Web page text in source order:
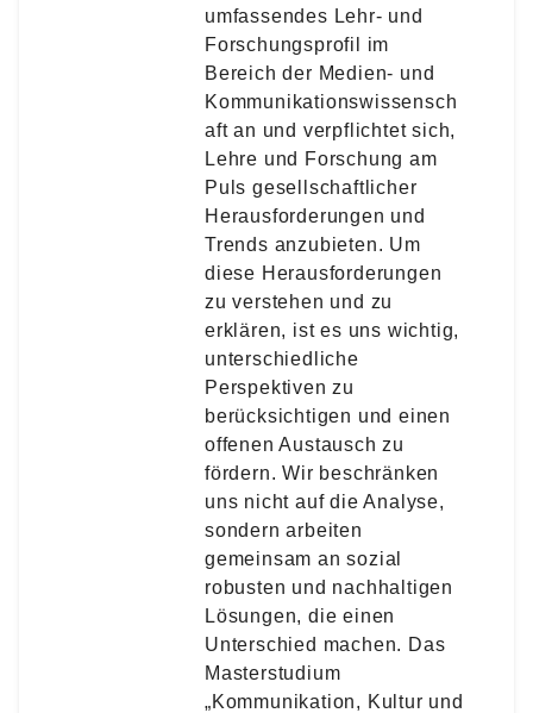
umfassendes Lehr- und
Forschungsprofil im
Bereich der Medien- und
Kommunikationswissensch
aft an und verpflichtet sich,
Lehre und Forschung am
Puls gesellschaftlicher
Herausforderungen und
Trends anzubieten. Um
diese Herausforderungen
zu verstehen und zu
erklären, ist es uns wichtig,
unterschiedliche
Perspektiven zu
berücksichtigen und einen
offenen Austausch zu
fördern. Wir beschränken
uns nicht auf die Analyse,
sondern arbeiten
gemeinsam an sozial
robusten und nachhaltigen
Lösungen, die einen
Unterschied machen. Das
Masterstudium
„Kommunikation, Kultur und